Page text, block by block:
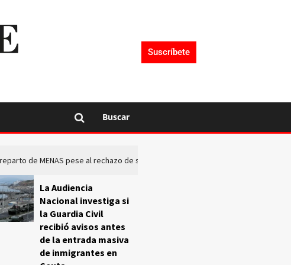
Suscríbete
Buscar
de MENAS pese al rechazo de sus comunidades
La Audiencia
Nacional investiga si
la Guardia Civil
recibió avisos antes
de la entrada masiva
de inmigrantes en